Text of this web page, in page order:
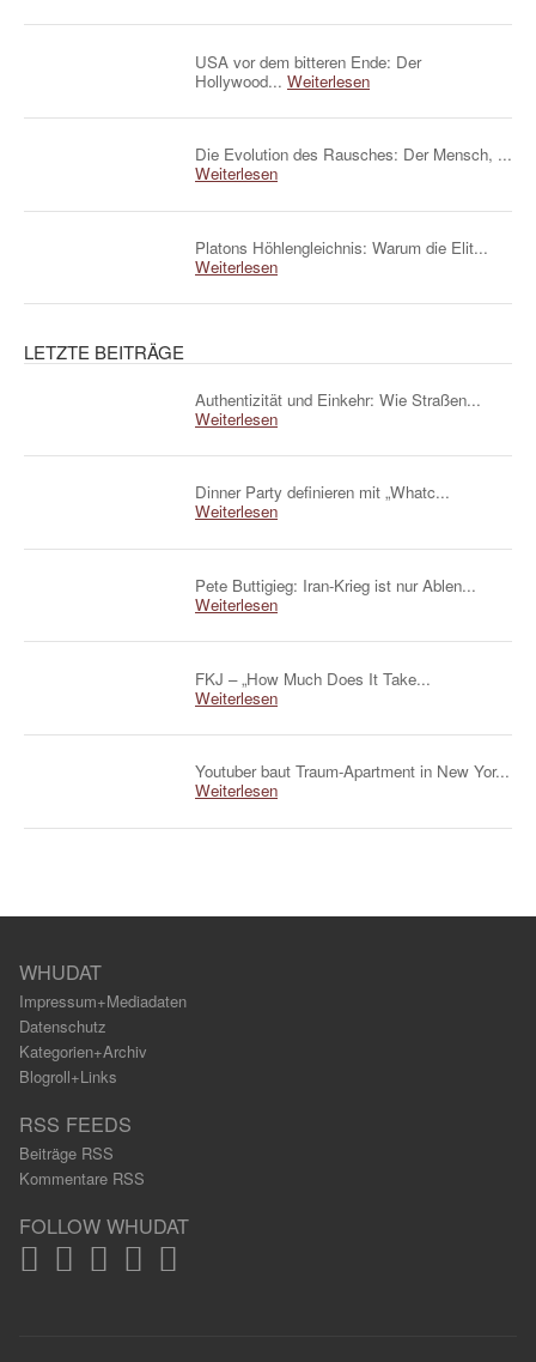
USA vor dem bitteren Ende: Der
Hollywood... Weiterlesen
Die Evolution des Rausches: Der Mensch, ...
Weiterlesen
Platons Höhlengleichnis: Warum die Elit...
Weiterlesen
LETZTE BEITRÄGE
Authentizität und Einkehr: Wie Straßen...
Weiterlesen
Dinner Party definieren mit „Whatc...
Weiterlesen
Pete Buttigieg: Iran-Krieg ist nur Ablen...
Weiterlesen
FKJ – „How Much Does It Take...
Weiterlesen
Youtuber baut Traum-Apartment in New Yor...
Weiterlesen
WHUDAT
Impressum+Mediadaten
Datenschutz
Kategorien+Archiv
Blogroll+Links
RSS FEEDS
Beiträge RSS
Kommentare RSS
FOLLOW WHUDAT